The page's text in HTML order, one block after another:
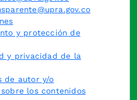
y protección de
y privacidad de la
de autor y/o
los contenidos